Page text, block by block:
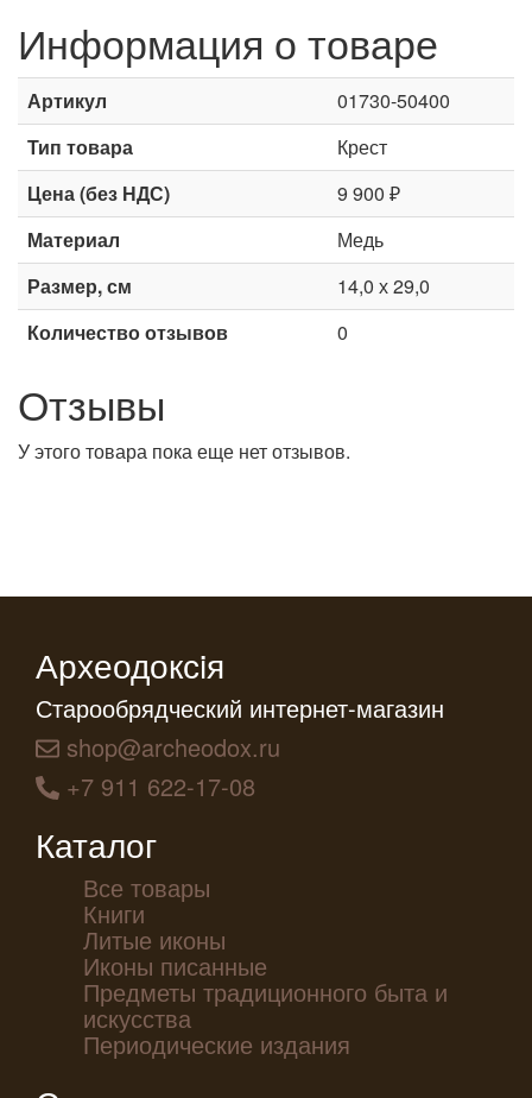
Информация о товаре
Артикул
01730-50400
Тип товара
Крест
Цена (без НДС)
9 900 ₽
Материал
Медь
Размер, см
14,0 х 29,0
Количество отзывов
0
Отзывы
У этого товара пока еще нет отзывов.
Археодоксiя
Старообрядческий интернет-магазин
shop@archeodox.ru
+7 911 622-17-08
Каталог
Все товары
Книги
Литые иконы
Иконы писанные
Предметы традиционного быта и
искусства
Периодические издания